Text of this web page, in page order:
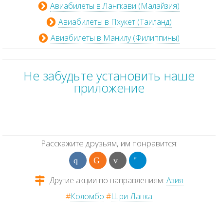
Авиабилеты в Лангкави (Малайзия)
Авиабилеты в Пхукет (Таиланд)
Авиабилеты в Манилу (Филиппины)
Не забудьте установить наше
приложение
Расскажите друзьям, им понравится:
Другие акции по направлениям: Азия
#Коломбо #Шри-Ланка